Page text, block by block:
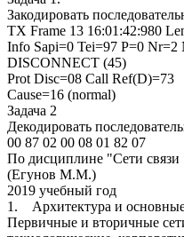
Закодировать
TX Frame 13 16:01:42:980
Info Sapi=0 Tei=97 P=0 Nr=2
DISCONNECT (45)
Prot Disc=08 Call Ref(D)=73
Cause=16 (normal)
Задача 2
Декодировать
00 87 02 00 08 01 82 07
По дисциплине "Сети связи
(Егунов М.М.)
2019 учебный год
1. Архитектура и
Первичные и вторичные